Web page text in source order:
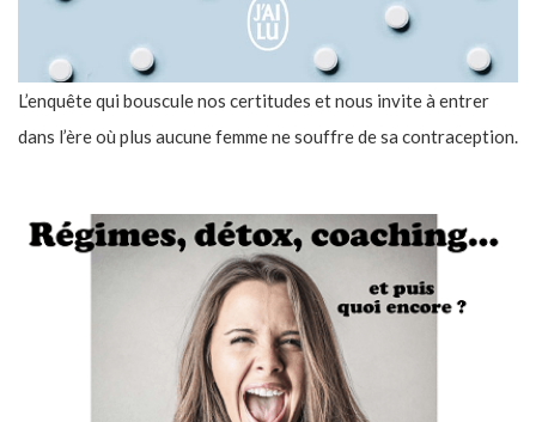
L’enquête qui bouscule nos certitudes et nous invite à entrer
dans l’ère où plus aucune femme ne souffre de sa contraception.